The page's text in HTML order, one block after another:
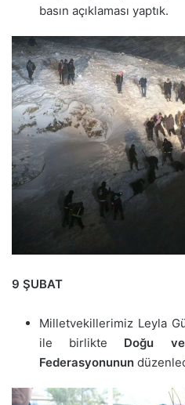
basın açıklaması yaptık.
9 ŞUBAT
Milletvekillerimiz Leyla
ile birlikte Doğu
Federasyonunun